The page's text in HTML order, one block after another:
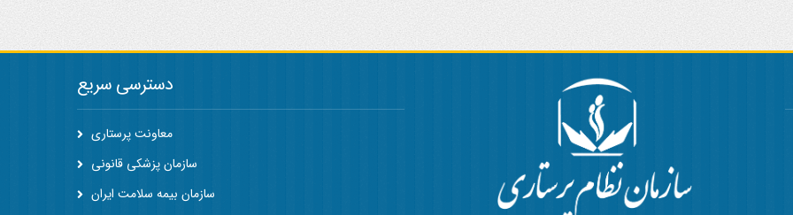
دسترسی سریع
معاونت پرستاری
سازمان پزشکی قانونی
سازمان بیمه سلامت ایران